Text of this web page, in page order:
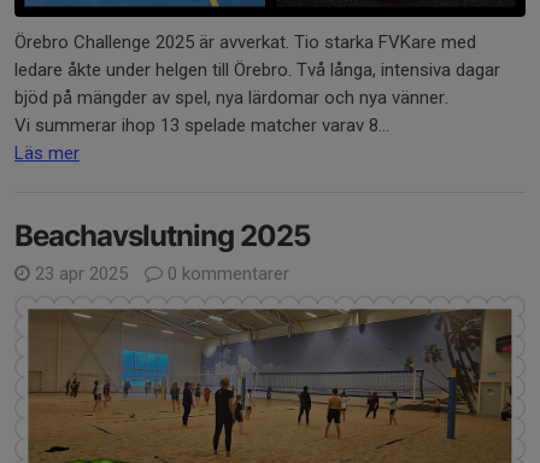
Örebro Challenge 2025 är avverkat. Tio starka FVKare med
ledare åkte under helgen till Örebro. Två långa, intensiva dagar
bjöd på mängder av spel, nya lärdomar och nya vänner.
Vi summerar ihop 13 spelade matcher varav 8...
Läs mer
Beachavslutning 2025
23 apr 2025 0 kommentarer